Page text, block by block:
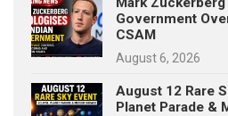
Government
CSAM
August 6, 2026
August 12 Rare
Planet Parade &